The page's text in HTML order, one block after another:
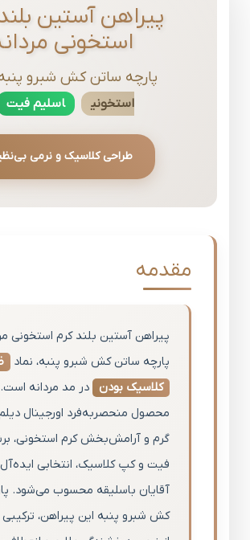
پیراهن آستین
استخونی
پارچه ساتن کش شبرو
استخونی
اسلیم فیت
طراحی کلاسیک و نرمی
مقدمه
پیراهن آستین بلند کرم استخونی
پارچه ساتن کش شبرو پنبه، نماد
کلاسیک بودن
در مد مردانه
محصول منحصربه‌فرد اورجینال
گرم و آرامش‌بخش کرم استخونی،
فیت و کپ کلاسیک، انتخابی ایده‌آل
آقایان باسلیقه محسوب می‌شود.
کش شبرو پنبه این پیراهن، ترکیبی